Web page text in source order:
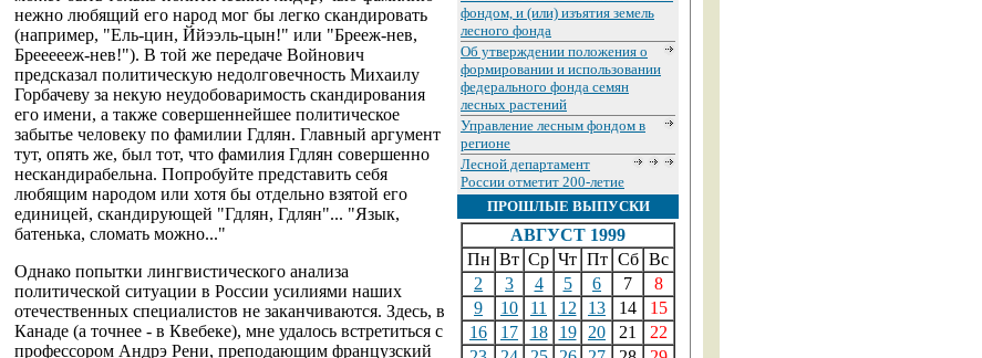
нежно любящий его народ мог бы легко скандировать
(например, "Ель-цин, Ййээль-цын!" или "Брееж-нев,
Бреееееж-нев!"). В той же передаче Войнович
предсказал политическую недолговечность Михаилу
Горбачеву за некую неудобоваримость скандирования
его имени, а также совершеннейшее политическое
забытье человеку по фамилии Гдлян. Главный аргумент
тут, опять же, был тот, что фамилия Гдлян совершенно
нескандирабельна. Попробуйте представить себя
любящим народом или хотя бы отдельно взятой его
единицей, скандирующей "Гдлян, Гдлян"... "Язык,
батенька, сломать можно..."
Однако попытки лингвистического анализа
политической ситуации в России усилиями наших
отечественных специалистов не заканчиваются. Здесь, в
Канаде (а точнее - в Квебеке), мне удалось встретиться с
профессором Андрэ Рени, преподающим французский
фондом, и (или) изъятия земель
лесного фонда
Об утверждении положения о
формировании и использовании
федерального фонда семян
лесных растений
Управление лесным фондом в
регионе
Лесной департамент
России отметит 200-летие
ПРОШЛЫЕ ВЫПУСКИ
АВГУСТ 1999
Пн Вт Ср Чт Пт Сб Вс
2
3 4 5 6 7
8
9
10 11 12 13 14
15
16
17 18 19 20 21
22